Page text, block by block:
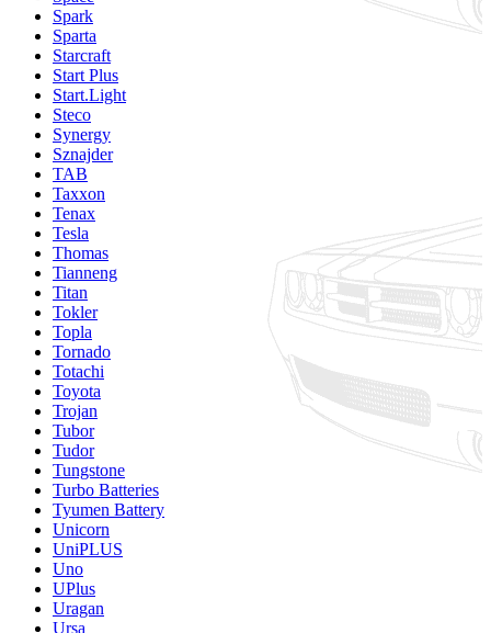
Spark
Sparta
Starcraft
Start Plus
Start.Light
Steco
Synergy
Sznajder
TAB
Taxxon
Tenax
Tesla
Thomas
Tianneng
Titan
Tokler
Topla
Tornado
Totachi
Toyota
Trojan
Tubor
Tudor
Tungstone
Turbo Batteries
Tyumen Battery
Unicorn
UniPLUS
Uno
UPlus
Uragan
Ursa